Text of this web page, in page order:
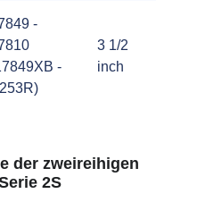
-
-
3 1/2
inch
der zweireihigen
2S